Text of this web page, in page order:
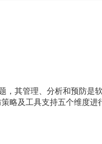
其管理、分析和预防是
策略及工具支持五个维